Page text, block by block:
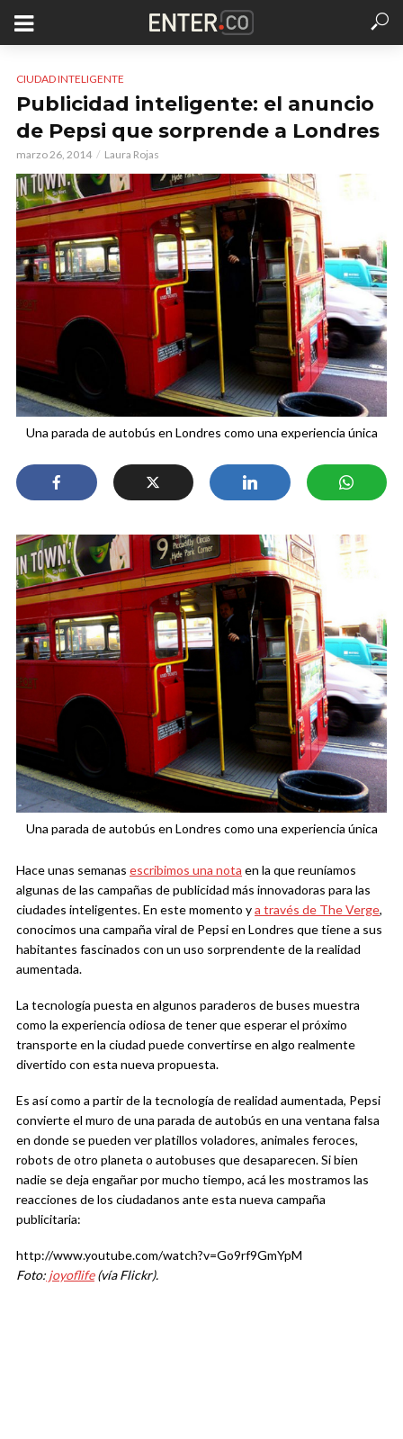
CIUDAD INTELIGENTE
Publicidad inteligente: el anuncio
de Pepsi que sorprende a Londres
marzo 26, 2014 Laura Rojas
Una parada de autobús en Londres como una experiencia única
Una parada de autobús en Londres como una experiencia única
Hace unas semanas escribimos una nota en la que reuníamos
algunas de las campañas de publicidad más innovadoras para las
ciudades inteligentes. En este momento ya través de The Verge,
conocimos una campaña viral de Pepsi en Londres que tiene a sus
habitantes fascinados con un uso sorprendente de la realidad
aumentada.
La tecnología puesta en algunos paraderos de buses muestra
como la experiencia odiosa de tener que esperar el próximo
transporte en la ciudad puede convertirse en algo realmente
divertido con esta nueva propuesta.
Es así como a partir de la tecnología de realidad aumentada, Pepsi
convierte el muro de una parada de autobús en una ventana falsa
en donde se pueden ver platillos voladores, animales feroces,
robots de otro planeta o autobuses que desaparecen. Si bien
nadie se deja engañar por mucho tiempo, acá les mostramos las
reacciones de los ciudadanos ante esta nueva campaña
publicitaria:
http://www.youtube.com/watch?v=Go9rf9GmYpM
Foto: joyoflife(vía Flickr).